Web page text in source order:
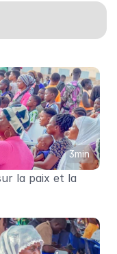
3min
la paix et la